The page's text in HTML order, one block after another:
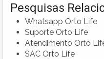
Pesquisas
Whatsapp Orto Life
Suporte Orto Life
Atendimento Orto
SAC Orto Life